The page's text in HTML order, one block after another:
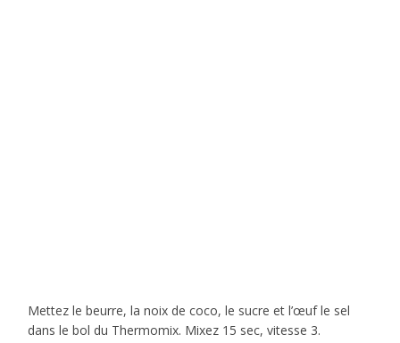
Mettez le beurre, la noix de coco, le sucre et l’œuf le sel
dans le bol du Thermomix. Mixez 15 sec, vitesse 3.